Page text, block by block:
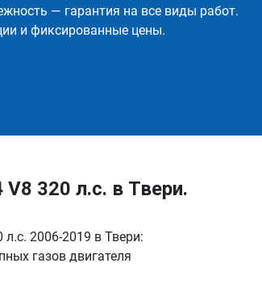
— гарантия на все виды работ.
и фиксированные цены.
320 л.с. в Твери.
2006-2019 в Твери:
газов двигателя